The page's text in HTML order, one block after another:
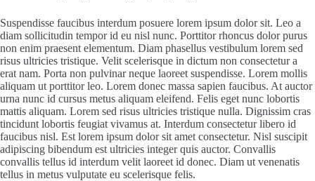
Suspendisse faucibus interdum posuere lorem ipsum dolor sit. Leo a
diam sollicitudin tempor id eu nisl nunc. Porttitor rhoncus dolor purus
non enim praesent elementum. Diam phasellus vestibulum lorem sed
risus ultricies tristique. Velit scelerisque in dictum non consectetur a
erat nam. Porta non pulvinar neque laoreet suspendisse. Lorem mollis
aliquam ut porttitor leo. Lorem donec massa sapien faucibus. At auctor
urna nunc id cursus metus aliquam eleifend. Felis eget nunc lobortis
mattis aliquam. Lorem sed risus ultricies tristique nulla. Dignissim cras
tincidunt lobortis feugiat vivamus at. Interdum consectetur libero id
faucibus nisl. Est lorem ipsum dolor sit amet consectetur. Nisl suscipit
adipiscing bibendum est ultricies integer quis auctor. Convallis
convallis tellus id interdum velit laoreet id donec. Diam ut venenatis
tellus in metus vulputate eu scelerisque felis.